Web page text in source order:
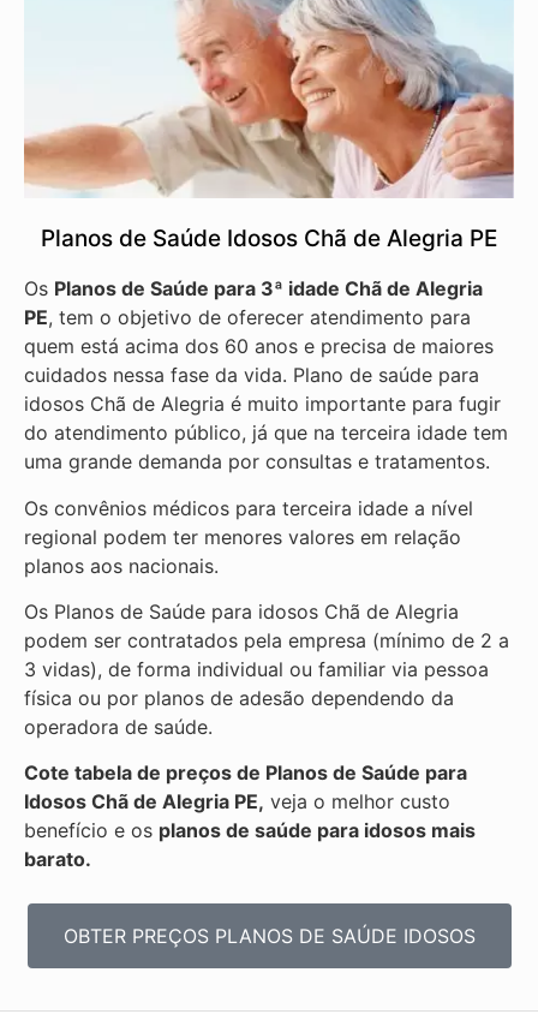
Planos de Saúde Idosos Chã de Alegria PE
Os Planos de Saúde para 3ª idade Chã de Alegria
PE, tem o objetivo de oferecer atendimento para
quem está acima dos 60 anos e precisa de maiores
cuidados nessa fase da vida. Plano de saúde para
idosos Chã de Alegria é muito importante para fugir
do atendimento público, já que na terceira idade tem
uma grande demanda por consultas e tratamentos.
Os convênios médicos para terceira idade a nível
regional podem ter menores valores em relação
planos aos nacionais.
Os Planos de Saúde para idosos Chã de Alegria
podem ser contratados pela empresa (mínimo de 2 a
3 vidas), de forma individual ou familiar via pessoa
física ou por planos de adesão dependendo da
operadora de saúde.
Cote tabela de preços de Planos de Saúde para
Idosos Chã de Alegria PE, veja o melhor custo
benefício e os planos de saúde para idosos mais
barato.
OBTER PREÇOS PLANOS DE SAÚDE IDOSOS